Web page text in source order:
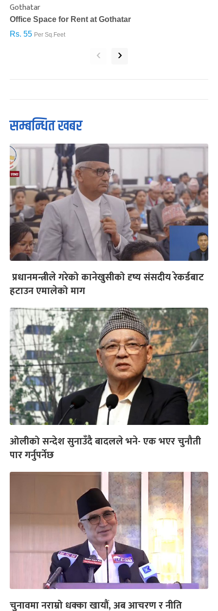
Gothatar
Office Space for Rent at Gothatar
Rs. 55 Per Sq.Feet
‹ ›
सम्बन्धित खबर
प्रधानमन्त्रीले गरेको कानेखुसीको दृष्य संसदीय रेकर्डबाट
हटाउन एमालेको माग
ओलीको सन्देश सुनाउँदै बादलले भने- एक भएर चुनौती
पार गर्नुपर्नेछ
चुनावमा नराम्रो धक्का खायौं, अब आचरण र नीति